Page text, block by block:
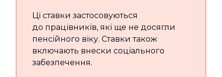
Ці ставки застосовуються
до працівників, які ще не досягли
пенсійного віку. Ставки також
включають внески соціального
забезпечення.